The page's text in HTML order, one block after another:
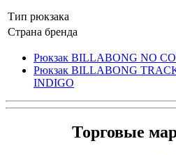
Тип рюкзака
Страна бренда
Рюкзак BILLABONG NO
Рюкзак BILLABONG
INDIGO
Торговые